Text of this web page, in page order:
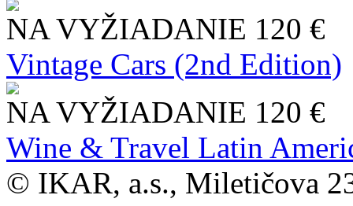
NA VYŽIADANIE 120 €
Vintage Cars (2nd Edition)
NA VYŽIADANIE 120 €
Wine & Travel Latin
© IKAR, a.s., Miletičova